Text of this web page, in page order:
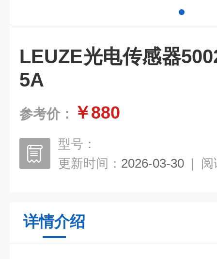
LEUZE光电传感器
5A
参考价： ￥880
型号：
更新时间： 2026-03-30 | 阅
详情介绍